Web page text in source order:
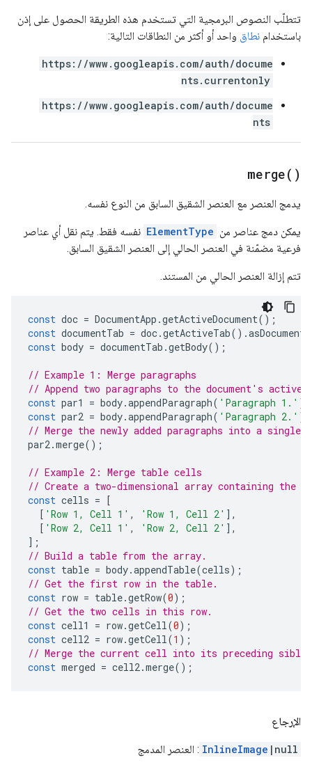
تتطلّب النصوص البرمجية التي تستخدم هذه الطريقة الحصول على إذن
باستخدام نطاق واحد أو أكثر من النطاقات التالية:
https://www.googleapis.com/auth/docume
nts.currentonly
https://www.googleapis.com/auth/docume
nts
merge( )
يدمج العنصر مع العنصر الشقيق السابق من النوع نفسه.
يمكن دمج عناصر من ElementType نفسه فقط. يتم نقل أي عناصر
فرعية مضمّنة في العنصر الحالي إلى العنصر الشقيق السابق.
تتم إزالة العنصر الحالي من المستند.
const doc = DocumentApp .getActiveDocument();
const documentTab = doc.getActiveTab().
const body = documentTab .getBody();
// Example 1: Merge paragraphs
// Append two paragraphs to the document's active
const par1 = body.appendParagraph( 'Paragraph 1.' );
const par2 = body.appendParagraph( 'Paragraph 2.' );
// Merge the newly added paragraphs into a single
par2.merge();
// Example 2: Merge table cells
// Create a two-dimensional array containing the
const cells = [
[ 'Row 1, Cell 1' , 'Row 1, Cell 2' ],
[ 'Row 2, Cell 1' , 'Row 2, Cell 2' ],
];
// Build a table from the array.
const table = body.appendTable(cells);
// Get the first row in the table.
const row = table.getRow(0);
// Get the two cells in this row.
const cell1 = row.getCell(0);
const cell2 = row.getCell(1 );
// Merge the current cell into its preceding
const merged = cell2.merge();
الإرجاع
InlineImage |null : العنصر المدمج